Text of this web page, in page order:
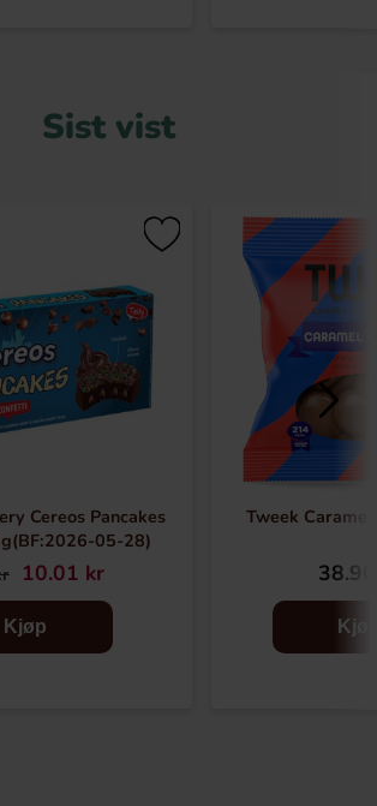
Sist vist
Cereos Pancakes
05-28)
10.01 kr
Kjøp
Tweek